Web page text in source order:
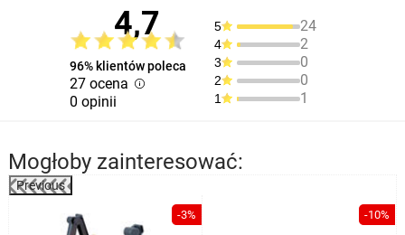
4,7
96% klientów poleca
27 ocena
0 opinii
5 24
4 2
3 0
2 0
1 1
Mogłoby zainteresować:
Previous
-3% -10%